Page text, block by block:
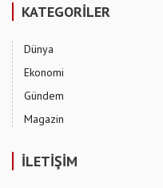
KATEGORİLER
Dünya
Ekonomi
Gündem
Magazin
İLETİŞİM